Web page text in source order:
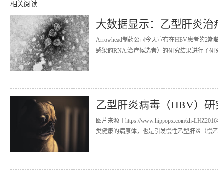
相关阅读
大数据显示：乙型肝炎治
Arrowhead制药公司今天宣布在HBV患者的2
感染的RNAi治疗候选者）的研究结果进行了
乙型肝炎病毒（HBV）
图片来源于https://www.hippopx.com/zh-
类健康的病原体，也是引发慢性乙型肝炎（慢